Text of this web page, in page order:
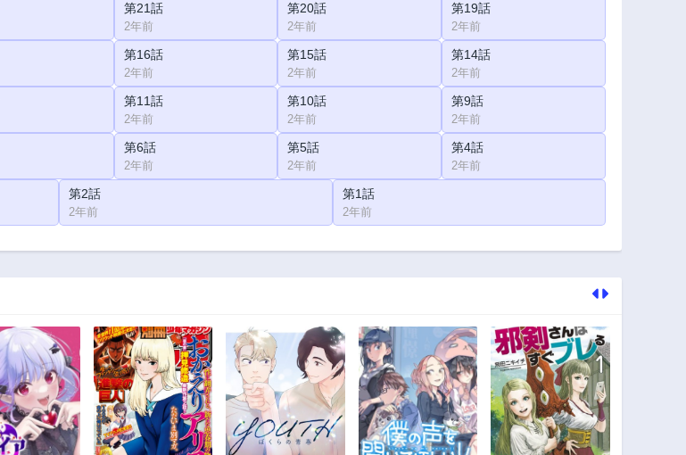
第21話
2年前
第20話
2年前
第19話
2年前
第16話
2年前
第15話
2年前
第14話
2年前
第11話
2年前
第10話
2年前
第9話
2年前
第6話
2年前
第5話
2年前
第4話
2年前
第2話
2年前
第1話
2年前